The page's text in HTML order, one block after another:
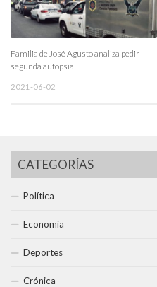
Familia de José Agusto analiza pedir
segunda autopsia
2021-06-02
CATEGORÍAS
Política
Economía
Deportes
Crónica